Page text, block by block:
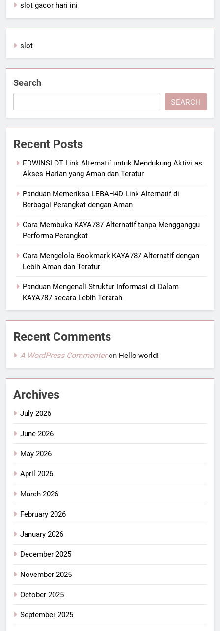
slot gacor hari ini
slot
Search
SEARCH
Recent Posts
EDWINSLOT Link Alternatif untuk Mendukung Aktivitas
Akses Harian yang Aman dan Teratur
Panduan Memeriksa LEBAH4D Link Alternatif di
Berbagai Perangkat dengan Aman
Cara Membuka KAYA787 Alternatif tanpa Mengganggu
Performa Perangkat
Cara Mengelola Bookmark KAYA787 Alternatif dengan
Lebih Aman dan Teratur
Panduan Mengenali Struktur Informasi di Dalam
KAYA787 secara Lebih Terarah
Recent Comments
A WordPress Commenteron Hello world!
Archives
July 2026
June 2026
May 2026
April 2026
March 2026
February 2026
January 2026
December 2025
November 2025
October 2025
September 2025